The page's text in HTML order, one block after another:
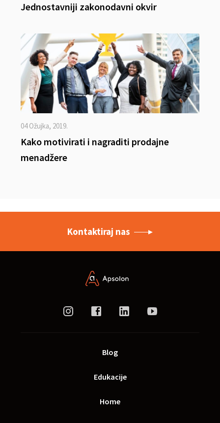
Jednostavniji zakonodavni okvir
04 Ožujka, 2019.
Kako motivirati i nagraditi prodajne
menadžere
Kontaktiraj nas
Blog
Edukacije
Home